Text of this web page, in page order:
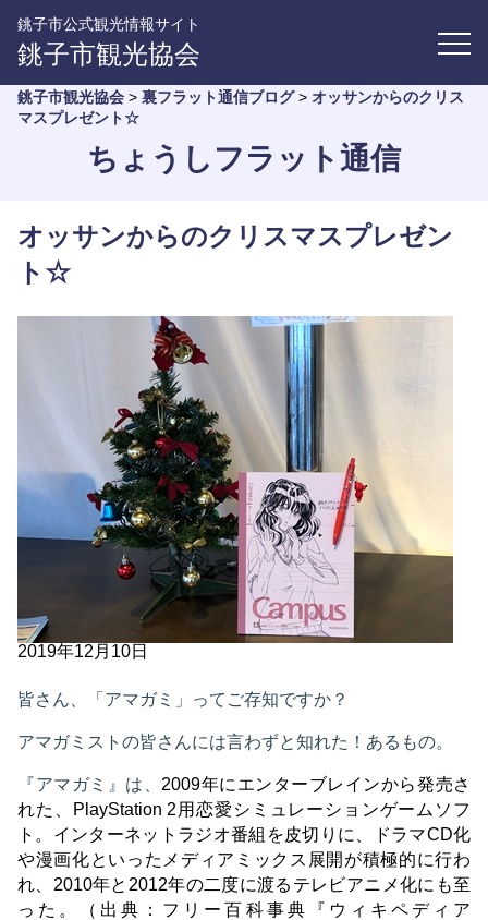
銚子市公式観光情報サイト
銚子市観光協会
銚子市観光協会 > 裏フラット通信ブログ> オッサンからのクリス
マスプレゼント☆
ちょうしフラット通信
オッサンからのクリスマスプレゼン
ト☆
2019年12月10日
皆さん、「アマガミ」ってご存知ですか？
アマガミストの皆さんには言わずと知れた！あるもの。
『アマガミ 』は、 2009年にエンターブレインから発売さ
れた、PlayStation 2用恋愛シミュレーションゲームソフ
ト。インターネットラジオ番組を皮切りに、ドラマCD化
や漫画化といったメディアミックス展開が積極的に行わ
れ、2010年と2012年の二度に渡るテレビアニメ化にも至
った。（出典：フリー百科事典『ウィキペディア